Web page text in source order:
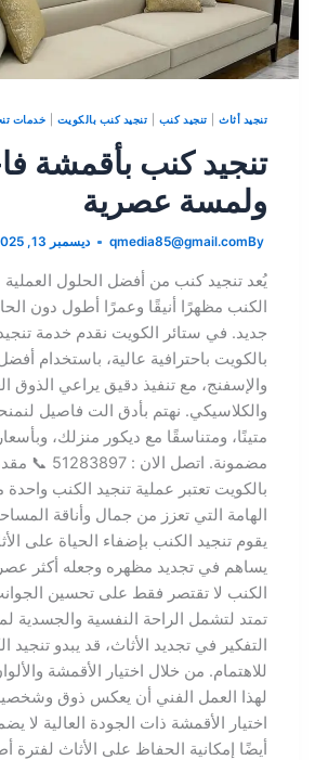
تنجيد أثاث| تنجيد كنب تنجيد كنب بالكويت خدمات
تنجيد كنب بأقمشة
ولمسة عصرية
By
qmedia85@gmail.com ديسمبر 13, 2025
يُعد تنجيد كنب من أفضل الحلول العملية
الكنب مظهرًا أنيقًا وعمرًا أطول دون
جديد. في ستائر الكويت نقدم خدمة
بالكويت باحترافية عالية، باستخدام
والإسفنج، مع تنفيذ دقيق يراعي الذوق
والكلاسيكي. نهتم بأدق الت فاصيل
متينًا، ومتناسقًا مع ديكور منزلك،
مضمونة. اتصل
بالكويت تعتبر عملية تنجيد الكنب واحدة
الهامة التي تعزز من جمال وأناقة
يقوم تنجيد الكنب بإضفاء الحياة على
يساهم في تجديد مظهره وجعله أكثر
الكنب لا تقتصر فقط على تحسين
تمتد لتشمل الراحة النفسية والجسدية
التفكير في تجديد الأثاث، قد يبدو تنجيد
للاهتمام. من خلال اختيار الأقمشة
لهذا العمل الفني أن يعكس ذوق
اختيار الأقمشة ذات الجودة العالية لا
أيضًا إمكانية الحفاظ على الأثاث لفترة